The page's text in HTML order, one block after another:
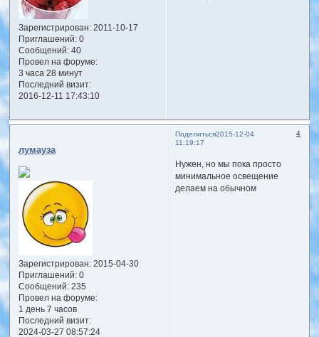
Зарегистрирован: 2011-10-17
Приглашений:0
Сообщений:40
Провел на форуме:
3 часа 28 минут
Последний визит:
2016-12-11 17:43:10
Поделиться 4
2015-12-04
11:19:17
лумауза
Зарегистрирован: 2015-04-30
Приглашений:0
Сообщений:235
Провел на форуме:
1 день 7 часов
Последний визит:
2024-03-27 08:57:24
Нужен, но мы пока просто
минимальное освещение
делаем на обычном